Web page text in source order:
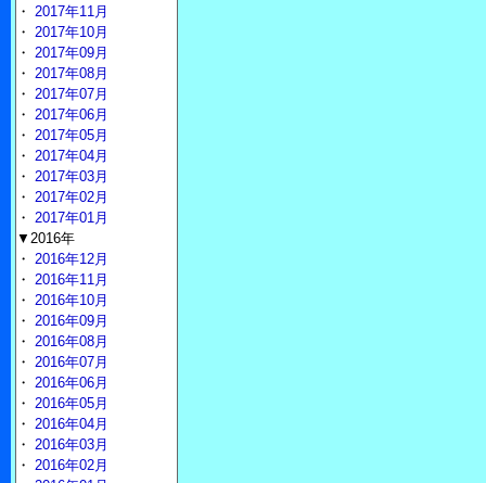
・ 2017年11月
・ 2017年10月
・ 2017年09月
・ 2017年08月
・ 2017年07月
・ 2017年06月
・ 2017年05月
・ 2017年04月
・ 2017年03月
・ 2017年02月
・ 2017年01月
▼2016年
・ 2016年12月
・ 2016年11月
・ 2016年10月
・ 2016年09月
・ 2016年08月
・ 2016年07月
・ 2016年06月
・ 2016年05月
・ 2016年04月
・ 2016年03月
・ 2016年02月